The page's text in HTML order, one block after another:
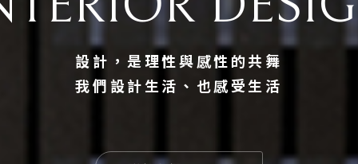
設計，是理性與感性的共舞
我們設計生活、也感受生活
聯繫我們